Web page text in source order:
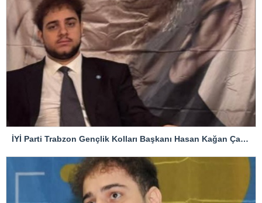
İYİ Parti Trabzon Gençlik Kolları Başkanı Hasan Kağan Çakıroğlu’ndan Mattia Ahmet Minguzzi Davasına Tepki